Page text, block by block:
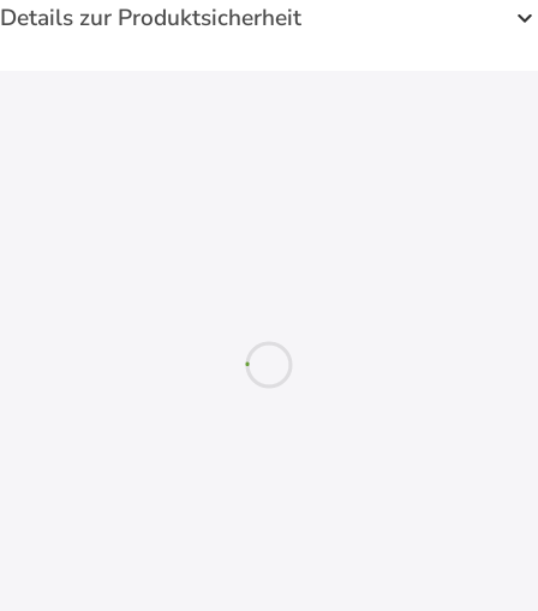
Details zur Produktsicherheit